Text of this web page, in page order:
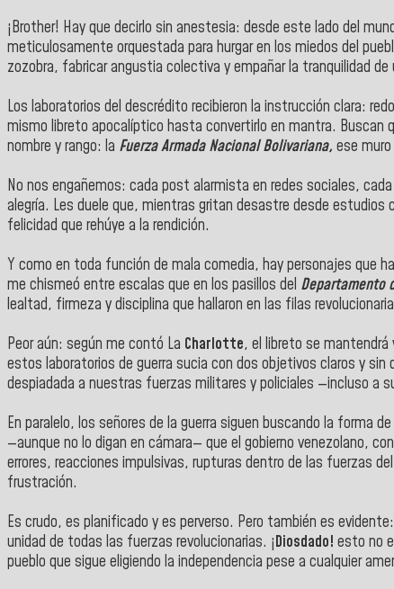
¡Brother! Hay que decirlo sin anestesia: desde este lado del
meticulosamente orquestada para hurgar en los miedos del
zozobra, fabricar angustia colectiva y empañar la tranquilidad
Los laboratorios del descrédito recibieron la instrucción clara:
mismo libreto apocalíptico hasta convertirlo en mantra. Buscan
nombre y rango: la Fuerza Armada Nacional Bolivariana, ese
No nos engañemos: cada post alarmista en redes sociales,
alegría. Les duele que, mientras gritan desastre desde
felicidad que rehúye a la rendición.
Y como en toda función de mala comedia, hay personajes que
me chismeó entre escalas que en los pasillos del Departamento
lealtad, firmeza y disciplina que hallaron en las filas
Peor aún: según me contó La Charlotte, el libreto se mantendrá
estos laboratorios de guerra sucia con dos objetivos claros y sin
despiadada a nuestras fuerzas militares y policiales —incluso a
En paralelo, los señores de la guerra siguen buscando la
—aunque no lo digan en cámara— que el gobierno venezolano,
errores, reacciones impulsivas, rupturas dentro de las fuerzas
frustración.
Es crudo, es planificado y es perverso. Pero también es
unidad de todas las fuerzas revolucionarias. ¡Diosdado! esto no
pueblo que sigue eligiendo la independencia pese a cualquier